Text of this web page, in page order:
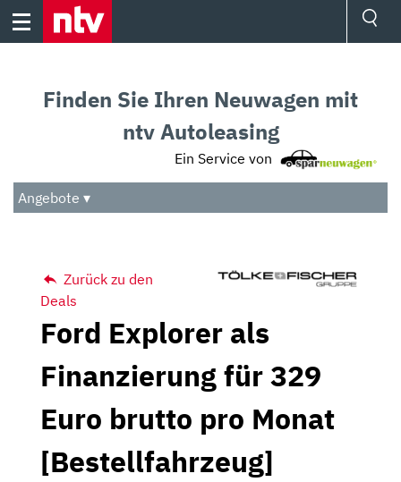
Skip
Audio
Das Beste
Finden Sie Ihren Neuwagen mit
ntv Autoleasing
Ein Service von
Angebote ▾
Zurück zu den
Deals
Ford Explorer als
Finanzierung für 329
Euro brutto pro Monat
[Bestellfahrzeug]